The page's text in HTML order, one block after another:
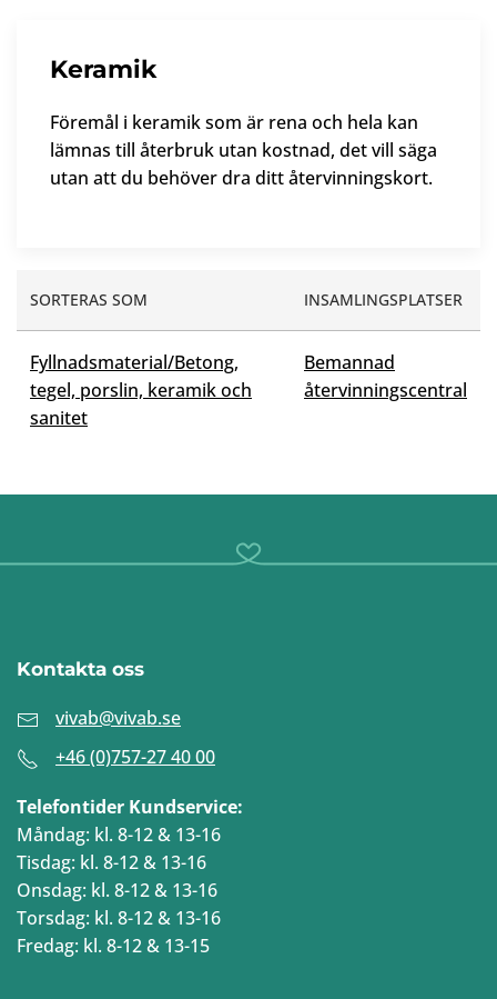
Keramik
Föremål i keramik som är rena och hela kan
lämnas till återbruk utan kostnad, det vill säga
utan att du behöver dra ditt återvinningskort.
SORTERAS SOM INSAMLINGSPLATSER
Fyllnadsmaterial/Betong,
tegel, porslin, keramik och
sanitet
Bemannad
återvinningscentral
Kontakta oss
vivab@vivab.se
+46 (0)757-27 40 00
Telefontider Kundservice:
Måndag: kl. 8-12 & 13-16
Tisdag: kl. 8-12 & 13-16
Onsdag: kl. 8-12 & 13-16
Torsdag: kl. 8-12 & 13-16
Fredag: kl. 8-12 & 13-15